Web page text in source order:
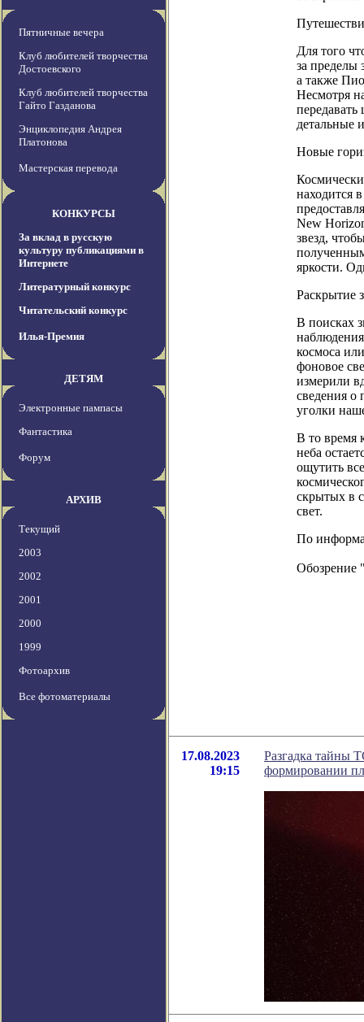
Пятничные вечера
Клуб любителей творчества
Достоевского
Клуб любителей творчества
Гайто Газданова
Энциклопедия Андрея
Платонова
Мастерская перевода
КОНКУРСЫ
За вклад в русскую
культуру публикациями в
Интернете
Литературный конкурс
Читательский конкурс
Илья-Премия
ДЕТЯМ
Электронные пампасы
Фантастика
Форум
АРХИВ
Текущий
2003
2002
2001
2000
1999
Фотоархив
Все фотоматериалы
Для того
за
а также
Несмотря
детальные
Новые
находится
New
звезд,
яркости.
Раскрытие
В поисках
космоса
фоновое
измерили
сведения о
уголки
В то время
неба
ощутить
скрытых в
свет.
По
Обозрение
17.08.2023
19:15
Разгадка тайны
формировании